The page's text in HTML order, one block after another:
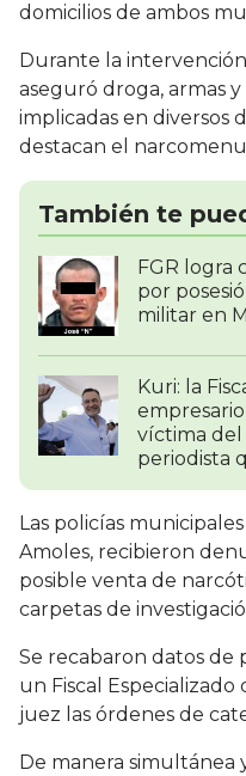
domicilios de ambos
Durante la
aseguró droga, armas
implicadas en diversos
destacan el
También te
FGR logra
por
militar en
Kuri: la
víctima del
periodista
Las policías
Amoles, recibieron
posible venta de
carpetas de
Se recabaron datos de
un Fiscal
juez las órdenes de
De manera simultánea